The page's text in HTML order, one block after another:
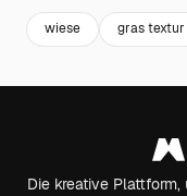
wiese gras textur
Die kreative